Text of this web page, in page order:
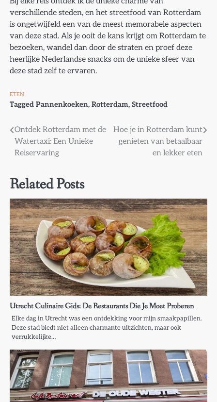
verschillende steden, en het streetfood van Rotterdam
is ongetwijfeld een van de meest memorabele aspecten
van deze stad. Als je ooit de kans krijgt om Rotterdam te
bezoeken, wandel dan door de straten en proef deze
heerlijke Nederlandse snacks om de unieke sfeer van
deze stad zelf te ervaren.
ETEN
Tagged Pannenkoeken, Rotterdam, Streetfood
Bericht
navigatie
Ontdek Rotterdam met de
Watertaxi: Een Unieke
Reiservaring
Hoe je in Rotterdam kunt
genieten van betaalbaar
en lekker eten
Related Posts
Utrecht Culinaire Gids: De Restaurants Die Je Moet Proberen
Elke dag in Utrecht was een ontdekking voor mijn smaakpapillen.
Deze stad biedt niet alleen charmante uitzichten, maar ook
verrukkelijke…